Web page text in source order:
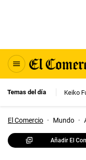
Temas del día Keiko
El Comercio · Mundo ·
Añadir El